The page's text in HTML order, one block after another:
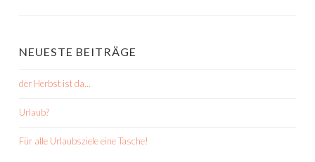
NEUESTE BEITRÄGE
der Herbst ist da…
Urlaub?
Für alle Urlaubsziele eine Tasche!